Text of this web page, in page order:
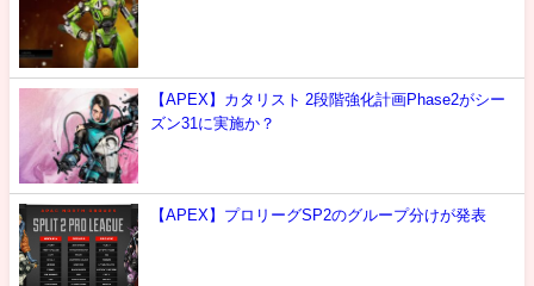
【APEX】カタリスト 2段階強化計画Phase2がシー
ズン31に実施か？
【APEX】プロリーグSP2のグループ分けが発表